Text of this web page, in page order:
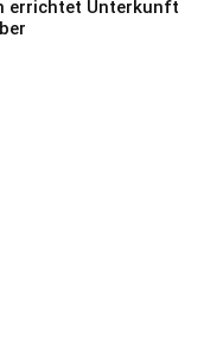
errichtet Unterkunft